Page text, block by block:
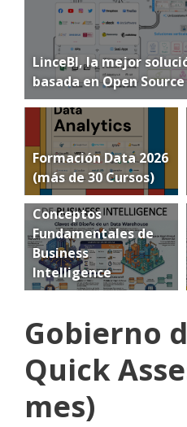
LinceBI, la mejor
basada en Open Source
Formación Data 2026
(más de 30 Cursos)
Conceptos
Fundamentales de
Business
Intelligence
Gobierno
Quick
mes)